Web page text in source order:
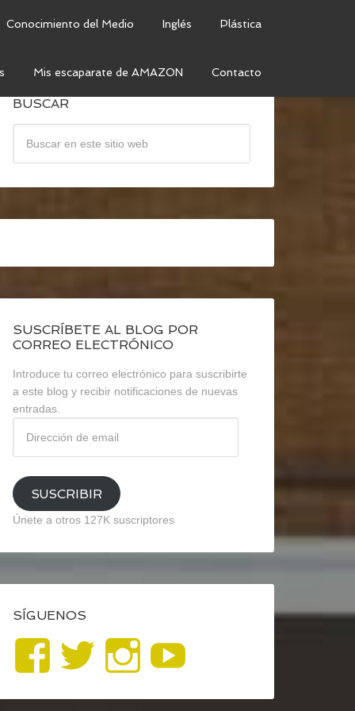
Conocimiento del Medio Inglés Plástica
Mis escaparate de AMAZON Contacto
BUSCAR
SUSCRÍBETE AL BLOG POR
CORREO ELECTRÓNICO
Introduce tu correo electrónico para suscribirte
a este blog y recibir notificaciones de nuevas
entradas.
email
SUSCRIBIR
Únete a otros 127K suscriptores
SÍGUENOS
Ver
perfil
Ver
perfil
Ver
perfil